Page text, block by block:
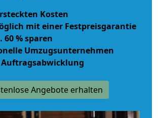
Kosten
mit einer Festpreisgarantie
60 % sparen
Umzugsunternehmen
Angebote erhalten